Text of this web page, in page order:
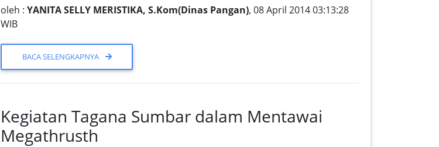
oleh :YANITA SELLY MERISTIKA, S.Kom(Dinas Pangan), 08 April 2014 03:13:28
WIB
BACA SELENGKAPNYA
Kegiatan Tagana Sumbar dalam Mentawai
Megathrusth